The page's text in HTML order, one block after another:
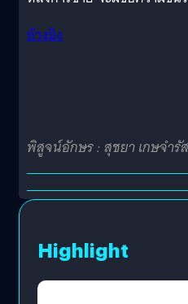
อ้างอิง
พิสูจน์อักษร : สุชยา เกษจำรัส
Highlight